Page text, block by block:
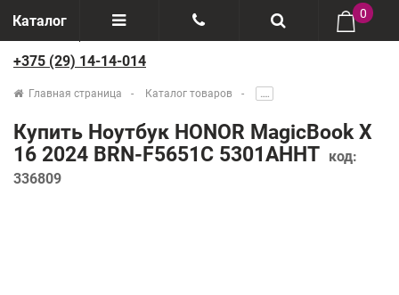
Каталог
Отзывы
Производители
Возврат товаров
+375(29) 888-44-44
0
+375 (29) 14-14-014
Главная страница Каталог товаров .....
Купить Ноутбук HONOR MagicBook X
16 2024 BRN-F5651C 5301AHHT код:
336809